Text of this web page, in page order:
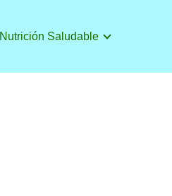
Nutrición Saludable